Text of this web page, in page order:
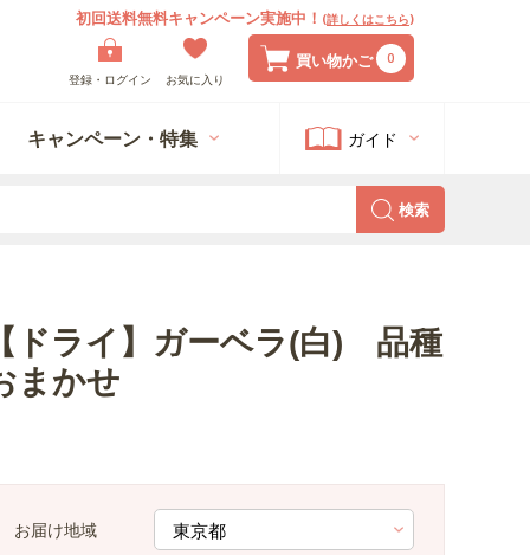
登録・ログイン お気に入り
初回送料無料キャンペーン実施中！ (詳しくはこちら)
買い物かご 0
キャンペーン・特集 ガイド
検索
【ドライ】ガーベラ(白) 品種
まかせ
お届け地域